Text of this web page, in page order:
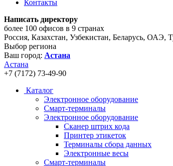
Контакты
Написать директору
более 100 офисов в 9 странах
Россия, Казахстан, Узбекистан, Беларусь,
Выбор региона
Ваш город: Астана
Астана
+7 (7172) 73-49-90
Каталог
Электронное оборудование
Смарт-терминалы
Электронное оборудование
Сканер штрих кода
Принтер этикеток
Терминалы сбора данных
Электронные весы
Смарт-терминалы